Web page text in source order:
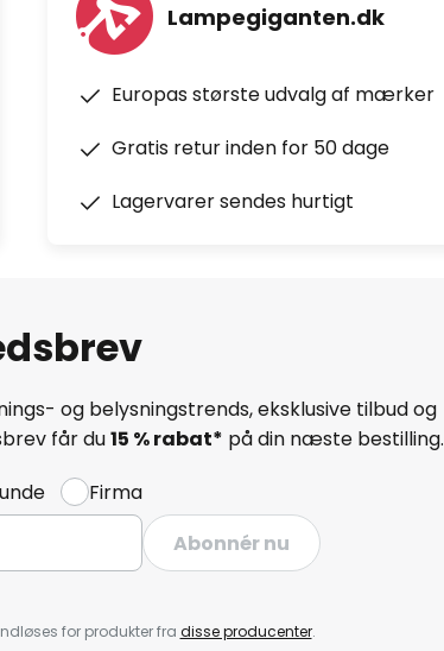
Lampegiganten.dk
Europas største udvalg af mærker
Gratis retur inden for 50 dage
Lagervarer sendes hurtigt
og belysningstrends, eksklusive tilbud og
får du15 % rabat* på din næste bestilling.
Firma
Abonnér nu
for produkter fra disse producenter.